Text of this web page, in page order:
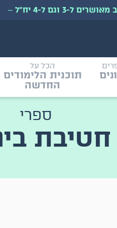
ל-3 וגם ל-4 יח״ל –
הכל על
תוכנית הלימודים
החדשה
ספרי
חטיבת